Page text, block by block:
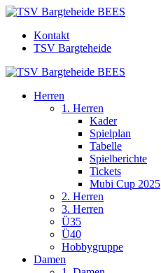
Kontakt
TSV Bargteheide
Herren
1. Herren
Kader
Spielplan
Tabelle
Spielberichte
Tickets
Mubi Cup 2025
2. Herren
3. Herren
Ü35
Ü40
Hobbygruppe
Damen